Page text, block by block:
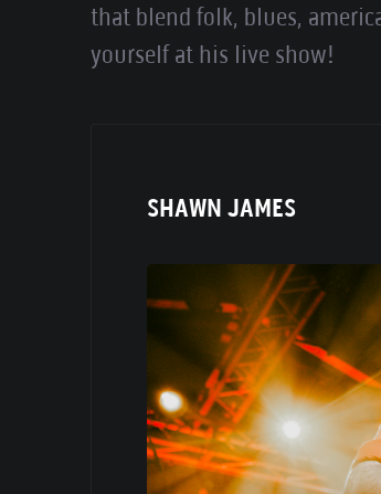
that blend folk, blues,
yourself at his live show!
SHAWN JAMES